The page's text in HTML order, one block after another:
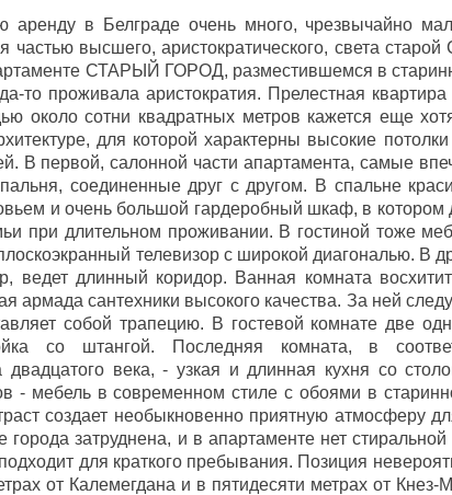
аренду в Белграде очень много, чрезвычайно
частью высшего, аристократического, света
СТАРЫЙ ГОРОД, разместившемся в
то проживала аристократия. Прелестная
около сотни квадратных метров кажется еще
для которой характерны высокие
В первой, салонной части апартамента, самые
соединенные друг с другом. В спальне
и очень большой гардеробный шкаф, в котором
при длительном проживании. В гостиной тоже
телевизор с широкой диагональю. В
ведет длинный коридор. Ванная комната
армада сантехники высокого качества. За ней
собой трапецию. В гостевой комнате две
со штангой. Последняя комната, в
века, - узкая и длинная кухня со
- мебель в современном стиле с обоями в
создает необыкновенно приятную атмосферу
города затруднена, и в апартаменте нет
для краткого пребывания. Позиция
от Калемегдана и в пятидесяти метрах от Кнез-